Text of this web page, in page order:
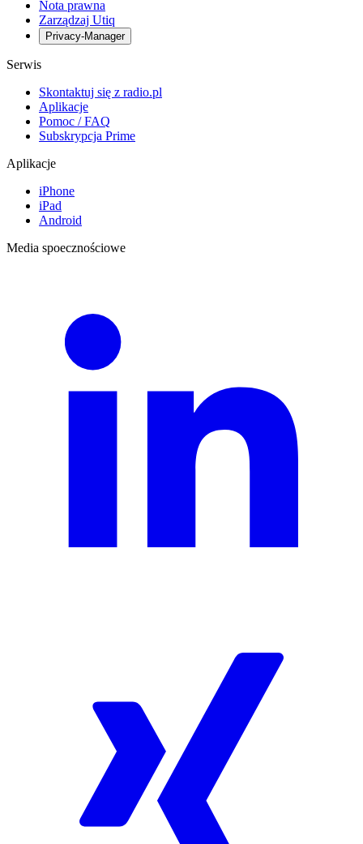
Nota prawna
Zarządzaj Utiq
Privacy-Manager
Serwis
Skontaktuj się z radio.pl
Aplikacje
Pomoc / FAQ
Subskrypcja Prime
Aplikacje
iPhone
iPad
Android
Media spoecznościowe